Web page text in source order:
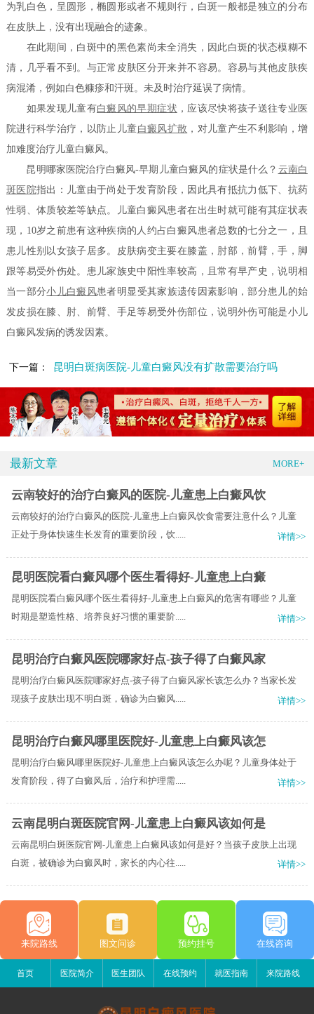
为乳白色，呈圆形，椭圆形或者不规则行，白斑一般都是独立的分布
在皮肤上，没有出现融合的迹象。
在此期间，白斑中的黑色素尚未全消失，因此白斑的状态模糊不
清，几乎看不到。与正常皮肤区分开来并不容易。容易与其他皮肤疾
病混淆，例如白色糠疹和汗斑。未及时治疗延误了病情。
如果发现儿童有白癜风的早期症状 ，应该尽快将孩子送往专业医
院进行科学治疗，以防止儿童白癜风扩散 ，对儿童产生不利影响，增
加难度治疗儿童白癜风。
昆明哪家医院治疗白癜风-早期儿童白癜风的症状是什么？ 云南白
斑医院指出：儿童由于尚处于发育阶段，因此具有抵抗力低下、抗药
性弱、体质较差等缺点。儿童白癜风患者在出生时就可能有其症状表
现，10岁之前患有这种疾病的人约占白癜风患者总数的七分之一，且
患儿性别以女孩子居多。皮肤病变主要在膝盖，肘部，前臂，手，脚
跟等易受外伤处。患儿家族史中阳性率较高，且常有早产史，说明相
当一部分小儿白癜风患者明显受其家族遗传因素影响，部分患儿的始
发皮损在膝、肘、前臂、手足等易受外伤部位，说明外伤可能是小儿
白癜风发病的诱发因素。
下一篇： 昆明白斑病医院-儿童白癜风没有扩散需要治疗吗
最新文章 MORE+
云南较好的治疗白癜风的医院-儿童患上白癜风饮
云南较好的治疗白癜风的医院-儿童患上白癜风饮食需要注意什么？儿童
正处于身体快速生长发育的重要阶段，饮.....
详情>>
昆明医院看白癜风哪个医生看得好-儿童患上白癜
昆明医院看白癜风哪个医生看得好-儿童患上白癜风的危害有哪些？儿童
时期是塑造性格、培养良好习惯的重要阶.....
详情>>
昆明治疗白癜风医院哪家好点-孩子得了白癜风家
昆明治疗白癜风医院哪家好点-孩子得了白癜风家长该怎么办？当家长发
现孩子皮肤出现不明白斑，确诊为白癜风.....
详情>>
昆明治疗白癜风哪里医院好-儿童患上白癜风该怎
昆明治疗白癜风哪里医院好-儿童患上白癜风该怎么办呢？儿童身体处于
发育阶段，得了白癜风后，治疗和护理需.....
详情>>
云南昆明白斑医院官网-儿童患上白癜风该如何是
云南昆明白斑医院官网-儿童患上白癜风该如何是好？当孩子皮肤上出现
白斑，被确诊为白癜风时，家长的内心往.....
详情>>
来院路线 图文问诊 预约挂号 在线咨询
首页 医院简介 医生团队 在线预约 就医指南 来院路线